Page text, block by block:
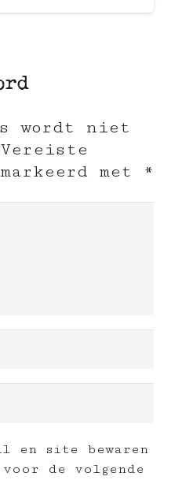
wordt niet
met
*
en site bewaren
de volgende